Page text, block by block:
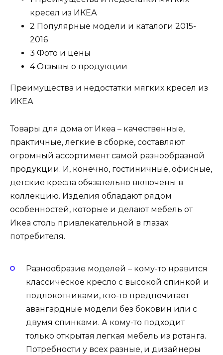
кресел из ИКЕА
2 Популярные модели и каталоги 2015-
2016
3 Фото и цены
4 Отзывы о продукции
Преимущества и недостатки мягких кресел из
ИКЕА
Товары для дома от Икеа – качественные,
практичные, легкие в сборке, составляют
огромный ассортимент самой разнообразной
продукции. И, конечно, гостиничные, офисные,
детские кресла обязательно включены в
коллекцию. Изделия обладают рядом
особенностей, которые и делают мебель от
Икеа столь привлекательной в глазах
потребителя.
Разнообразие моделей – кому-то нравится
классическое кресло с высокой спинкой и
подлокотниками, кто-то предпочитает
авангардные модели без боковин или с
двумя спинками. А кому-то подходит
только открытая легкая мебель из ротанга.
Потребности у всех разные, и дизайнеры